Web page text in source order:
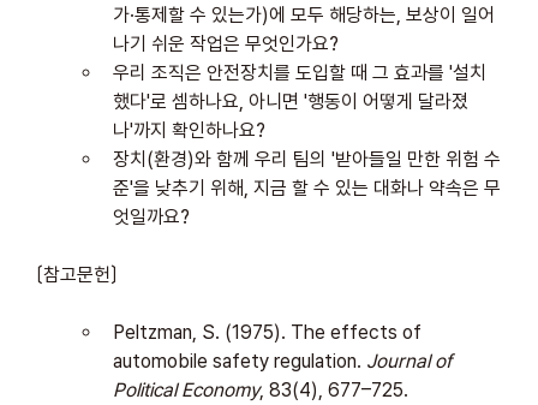
가·통제할 수 있는가)에 모두 해당하는, 보상이 일어
나기 쉬운 작업은 무엇인가요?
우리 조직은 안전장치를 도입할 때 그 효과를 '설치
했다'로 셈하나요, 아니면 '행동이 어떻게 달라졌
나'까지 확인하나요?
장치(환경)와 함께 우리 팀의 '받아들일 만한 위험 수
준'을 낮추기 위해, 지금 할 수 있는 대화나 약속은 무
엇일까요?
〔참고문헌〕
Peltzman, S. (1975). The effects of
automobile safety regulation. Journal of
Political Economy, 83(4), 677–725.